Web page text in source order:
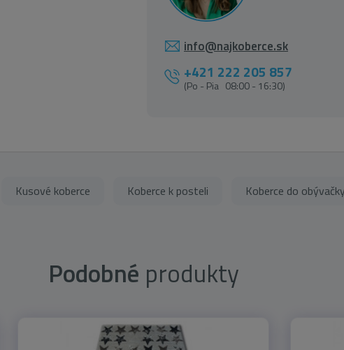
info@najkoberce.sk
+421 222 205 857
(Po - Pia 08:00 - 16:30)
Kusové koberce Koberce k posteli Koberce do obývačky
Podobné produkty